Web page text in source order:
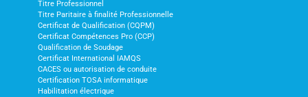
Titre Professionnel
Titre Paritaire à finalité Professionnelle
Certificat de Qualification (CQPM)
Certificat Compétences Pro (CCP)
Qualification de Soudage
Certificat International IAMQS
CACES ou autorisation de conduite
Certification TOSA informatique
Habilitation électrique